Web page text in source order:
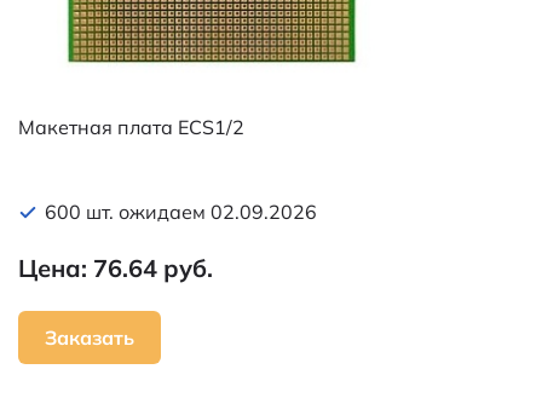
Макетная плата ECS1/2
600 шт. ожидаем 02.09.2026
Цена: 76.64 руб.
Заказать